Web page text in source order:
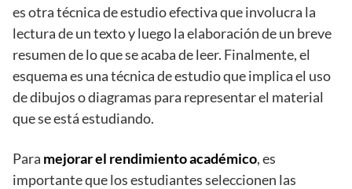
es otra técnica de estudio efectiva que involucra la
lectura de un texto y luego la elaboración de un breve
resumen de lo que se acaba de leer. Finalmente, el
esquema es una técnica de estudio que implica el uso
de dibujos o diagramas para representar el material
que se está estudiando.
Para mejorar el rendimiento académico, es
importante que los estudiantes seleccionen las